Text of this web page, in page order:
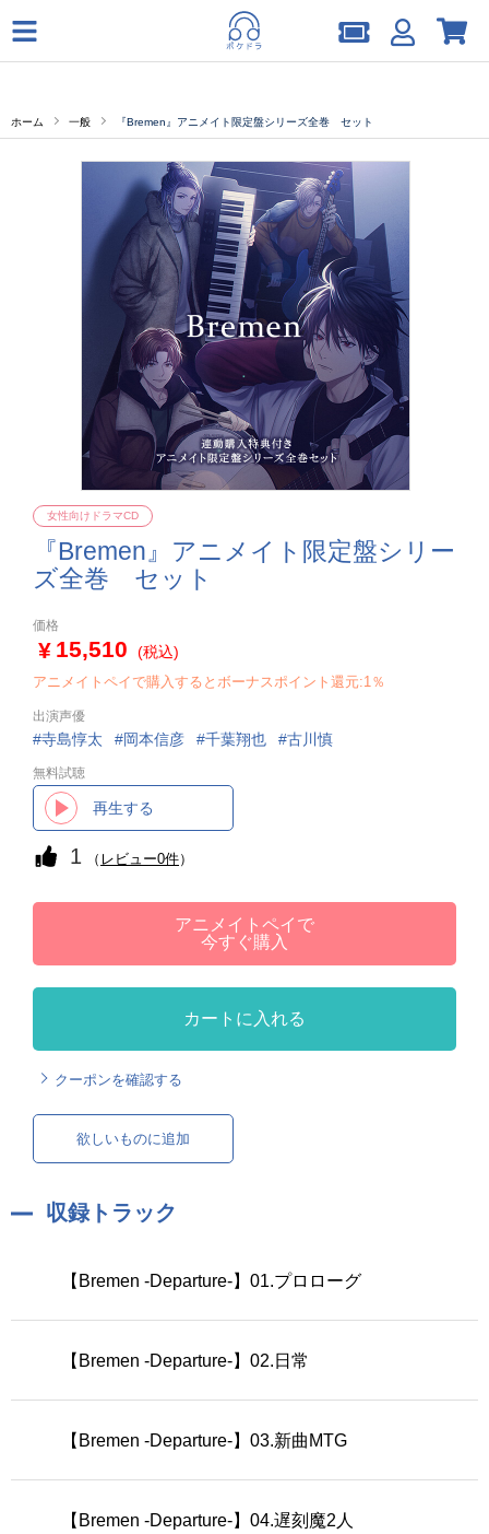
ホーム 一般 『Bremen』アニメイト限定盤シリーズ全巻 セット
『Bremen』アニメイト限定盤シリー
ズ全巻 セット
女性向けドラマCD
価格
15,510 (税込)
アニメイトペイで購入するとボーナスポイント還元:1％
出演声優
寺島惇太 岡本信彦 千葉翔也 古川慎
無料試聴
再生する
1 （ レビュー0件）
アニメイトペイで
今すぐ購入
カートに入れる
クーポンを確認する
欲しいものに追加
収録トラック
【Bremen -Departure-】01.プロローグ
【Bremen -Departure-】02.日常
【Bremen -Departure-】03.新曲MTG
【Bremen -Departure-】04.遅刻魔2人